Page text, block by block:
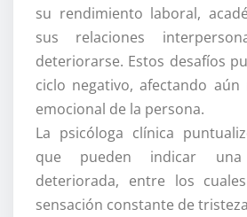
su rendimiento laboral,
sus relaciones
deteriorarse. Estos desafíos
ciclo negativo, afectando
emocional de la persona.
La psicóloga clínica
que pueden indicar
deteriorada, entre los
sensación constante de